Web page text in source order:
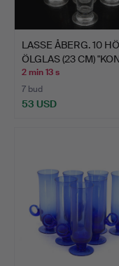
LASSE ÅBERG. 10
ÖLGLAS (23 CM)
2 min 13 s
7 bud
53 USD